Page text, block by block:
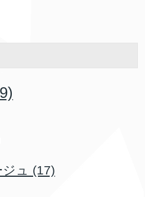
ュ (17)